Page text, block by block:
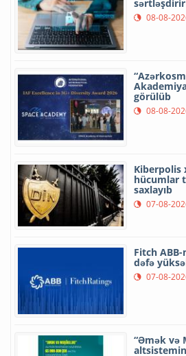
sərtləşdirir
08-08-
görülüb
08-08-
Kiberpolis
hücumlar
saxlayıb
07-08-
Fitch
dəfə
07-08-
“Əmək və